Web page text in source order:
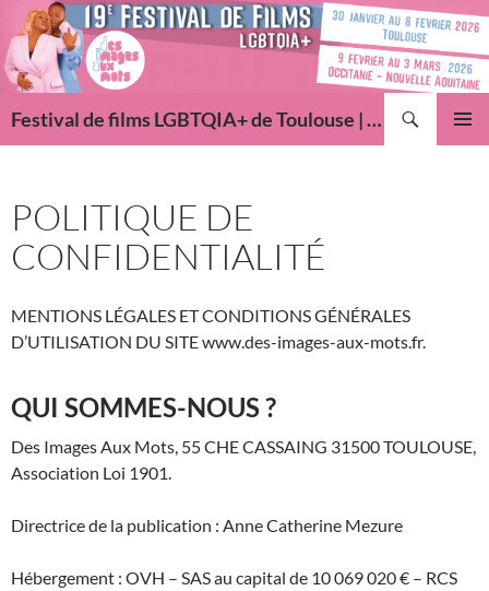
Aller
au
contenu
Festival de films LGBTQIA+ de Toulouse | Des Images Aux Mots
POLITIQUE DE
CONFIDENTIALITÉ
MENTIONS LÉGALES ET CONDITIONS GÉNÉRALES
D’UTILISATION DU SITE www.des-images-aux-mots.fr.
QUI SOMMES-NOUS ?
Des Images Aux Mots, 55 CHE CASSAING 31500 TOULOUSE,
Association Loi 1901.
Directrice de la publication : Anne Catherine Mezure
Hébergement : OVH – SAS au capital de 10 069 020 € – RCS